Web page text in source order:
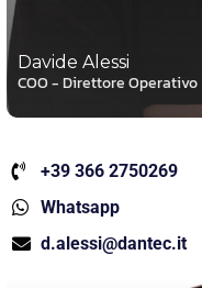
Davide Alessi
COO - Direttore Operativo
+39 366 2750269
Whatsapp
d.alessi@dantec.it